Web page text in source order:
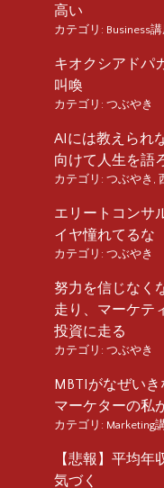
高い
カテゴリ: Business
キオクシアドパ
叫喚
カテゴリ: つぶやき
AIには教えられ
向けて人生を語
カテゴリ: つぶやき ,
エリートコンサ
イヤ憧れてるな
カテゴリ: つぶやき
努力を信じなく
走り、マーケテ
投資に走る
カテゴリ: つぶやき
MBTIがなぜい
マーケターの私
カテゴリ: Marketing
【悲報】平均
気づく